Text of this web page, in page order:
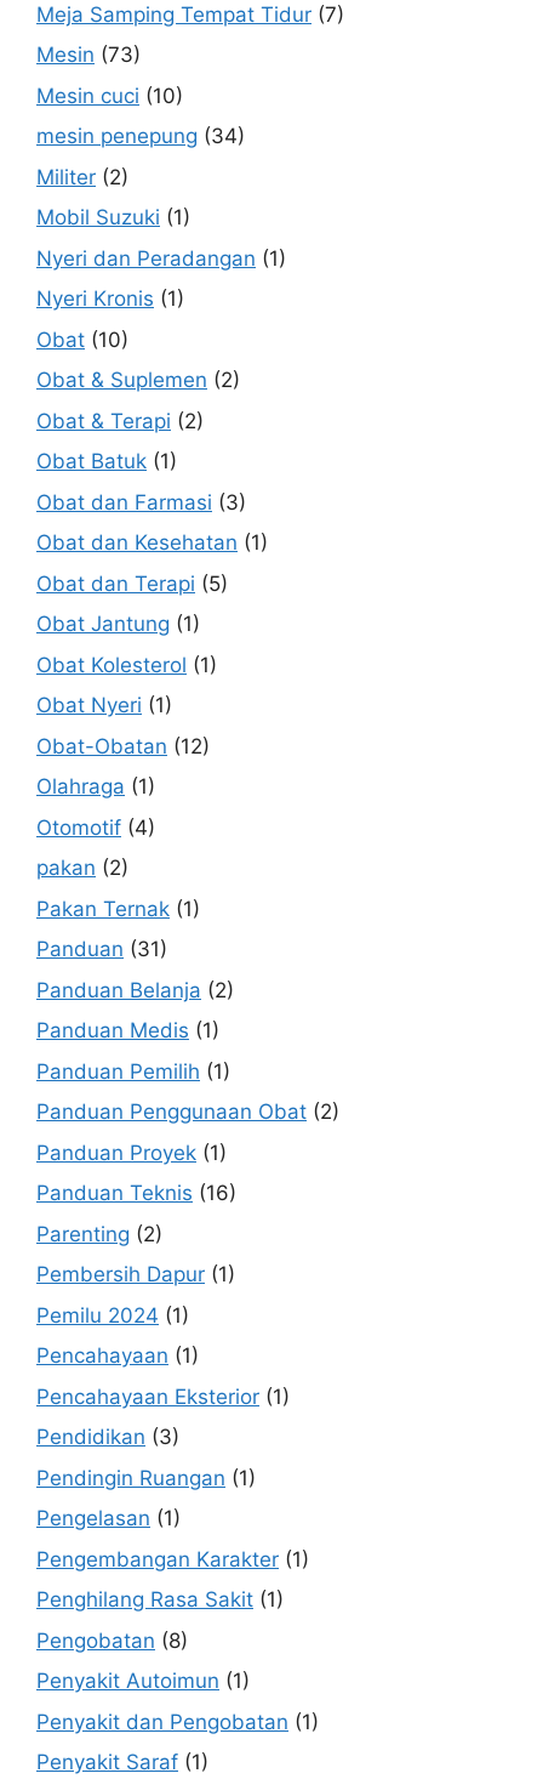
Meja Samping Tempat Tidur (7)
Mesin (73)
Mesin cuci (10)
mesin penepung (34)
Militer (2)
Mobil Suzuki (1)
Nyeri dan Peradangan (1)
Nyeri Kronis (1)
Obat (10)
Obat & Suplemen (2)
Obat & Terapi (2)
Obat Batuk (1)
Obat dan Farmasi (3)
Obat dan Kesehatan (1)
Obat dan Terapi (5)
Obat Jantung (1)
Obat Kolesterol (1)
Obat Nyeri (1)
Obat-Obatan (12)
Olahraga (1)
Otomotif (4)
pakan (2)
Pakan Ternak (1)
Panduan (31)
Panduan Belanja (2)
Panduan Medis (1)
Panduan Pemilih (1)
Panduan Penggunaan Obat (2)
Panduan Proyek (1)
Panduan Teknis (16)
Parenting (2)
Pembersih Dapur (1)
Pemilu 2024 (1)
Pencahayaan (1)
Pencahayaan Eksterior (1)
Pendidikan (3)
Pendingin Ruangan (1)
Pengelasan (1)
Pengembangan Karakter (1)
Penghilang Rasa Sakit (1)
Pengobatan (8)
Penyakit Autoimun (1)
Penyakit dan Pengobatan (1)
Penyakit Saraf (1)